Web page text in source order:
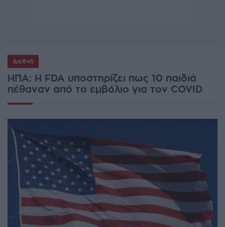
Διεθνή
ΗΠΑ: Η FDA υποστηρίζει πως 10 παιδιά
πέθαναν από το εμβόλιο για τον COVID